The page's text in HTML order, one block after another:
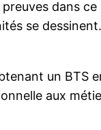
dans
se
un
aux